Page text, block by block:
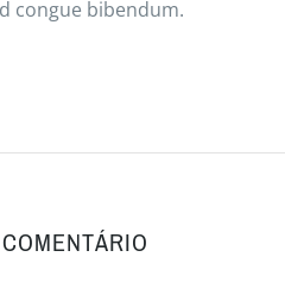
congue bibendum.